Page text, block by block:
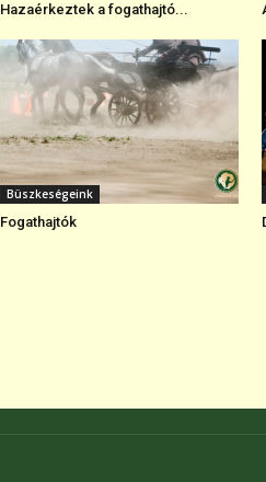
Hazaérkeztek a fogathajtó...
Büszkeségeink
Fogathajtók